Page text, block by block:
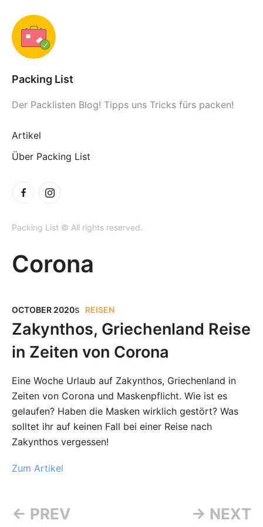
Packing List
Der Packlisten Blog! Tipps uns Tricks fürs packen!
Artikel
Über Packing List
Packing List © All rights reserved.
Corona
OCTOBER 2020s REISEN
Zakynthos, Griechenland Reise
in Zeiten von Corona
Eine Woche Urlaub auf Zakynthos, Griechenland in
Zeiten von Corona und Maskenpflicht. Wie ist es
gelaufen? Haben die Masken wirklich gestört? Was
solltet ihr auf keinen Fall bei einer Reise nach
Zakynthos vergessen!
Zum Artikel
← PREV → NEXT